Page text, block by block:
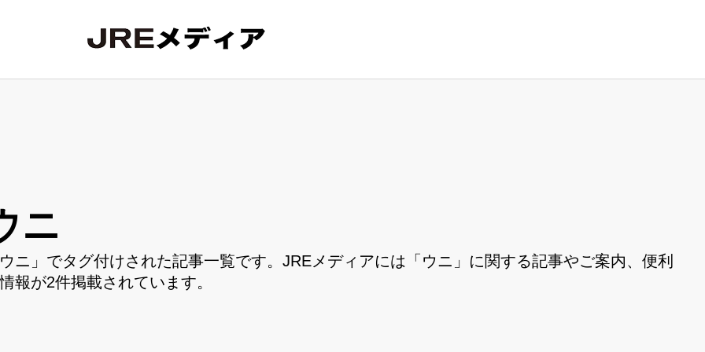
ニ
ニ」でタグ付けされた記事一覧です。JREメディアには「ウニ」に関する記事やご案内、便利
報が2件掲載されています。